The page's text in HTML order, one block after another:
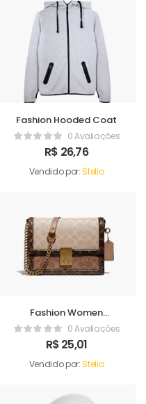
Fashion Hooded Coat
0 Avaliações
R$ 26,76
Vendido por:Stelio
Fashion Women
Handbag0 Avaliações
R$25,01
Vendido por:Stelio